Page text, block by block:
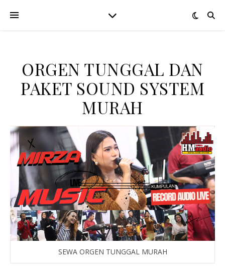
ORGEN TUNGGAL DAN
PAKET SOUND SYSTEM
MURAH
SEWA ORGEN TUNGGAL MURAH